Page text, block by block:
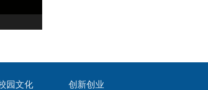
园文化 创新创业